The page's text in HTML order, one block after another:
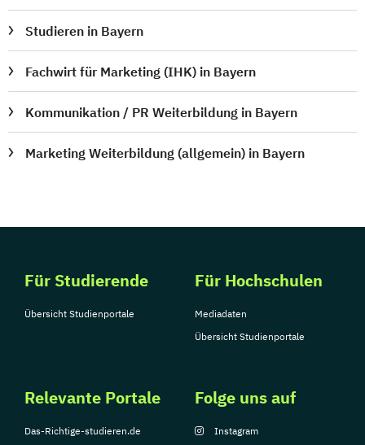
Studieren in Bayern
Fachwirt für Marketing (IHK) in Bayern
Kommunikation / PR Weiterbildung in Bayern
Marketing Weiterbildung (allgemein) in Bayern
Für Studierende
Übersicht Studienportale
Für Hochschulen
Mediadaten
Übersicht Studienportale
Relevante Portale
Das-Richtige-studieren.de
Folge uns auf
Instagram